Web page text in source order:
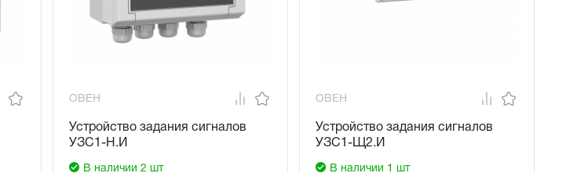
ОВЕН
Устройство задания сигналов
УЗС1-Н.И
В наличии 2 шт
ОВЕН
Устройство задания сигналов
УЗС1-Щ2.И
В наличии 1 шт